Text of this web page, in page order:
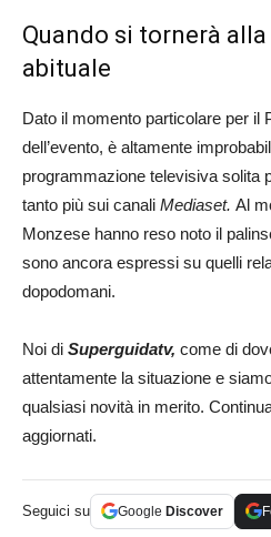
Quando si tornerà
abituale
Dato il momento particolare per il
dell’evento, è altamente
programmazione televisiva solita
tanto più sui canali Mediaset. Al
Monzese hanno reso noto il
sono ancora espressi su quelli
dopodomani.
Noi di Superguidatv, come di
attentamente la situazione e
qualsiasi novità in merito.
aggiornati.
Seguici su Google Discover